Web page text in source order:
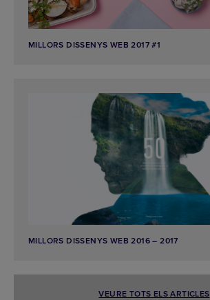
MILLORS DISSENYS WEB 2017 #1
MILLORS DISSENYS WEB 2016 – 2017
VEURE TOTS ELS ARTICLES